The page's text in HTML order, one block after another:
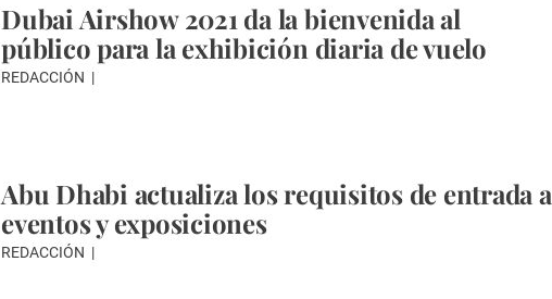
Dubai Airshow 2021 da la bienvenida al
público para la exhibición diaria de vuelo
REDACCIÓN
Abu Dhabi actualiza los requisitos de entrada a
eventos y exposiciones
REDACCIÓN